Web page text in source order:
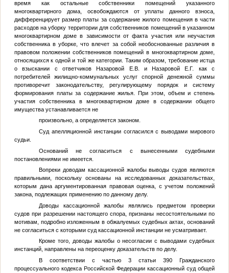
время как остальные собственники помещений указанного
многоквартирного дома, освобождаются от уплаты данного взноса,
дифференцирует размер платы за содержание жилого помещения в части
расходов на уборку территории для собственников помещений в указанном
многоквартирном доме в зависимости от факта участия или неучастия
собственника в уборке, что влечет за собой необоснованные различия в
правовом положении собственников помещений в многоквартирном доме,
относящихся к одной и той же категории. Таким образом, требование истца
о взыскании с ответчиковНазаровой Е.В. иНазаровой Е.Г.
как с
потребителей жилищно-коммунальных услуг спорной денежной суммы
противоречит законодательству, регулирующему порядок и систему
формирования платы за содержание жилья. При этом, объем и степень
участия собственника в многоквартирном доме в содержании общего
имущества устанавливается не
произвольно, а определяется законом.
Суд апелляционной инстанции согласился с выводами мирового
судьи.
Оснований не согласиться с вынесенными судебными
постановлениями не имеется.
Вопреки доводам кассационной жалобы выводы судов являются
правильными, поскольку основаны на исследованных доказательствах,
которым дана аргументированная правовая оценка, с учетом положений
закона, подлежащих применению по данному делу.
Доводы кассационной жалобы являлись предметом проверки
судов при разрешении настоящего спора, признаны несостоятельными по
мотивам, подробно изложенным в обжалуемых судебных актах, оснований
не согласиться с которыми суд кассационной инстанции не усматривает.
Кроме того, доводы жалобы о несогласии с выводами судебных
инстанций, направлены на переоценку доказательств по делу.
В соответствии с частью 3 статьи 390 Гражданского
процессуального кодекса Российской Федерации кассационный суд общей